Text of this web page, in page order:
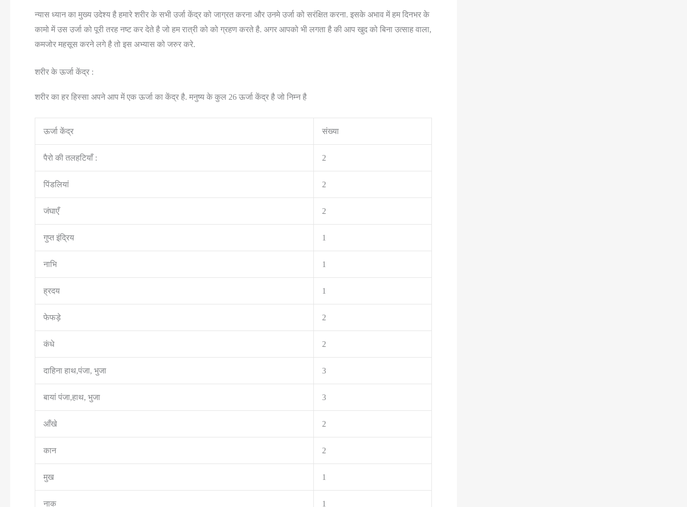
न्यास ध्यान का मुख्य उदेश्य है हमारे शरीर के सभी उर्जा केंद्र को जाग्रत करना और उनमे उर्जा को सरंक्षित करना. इसके अभाव में हम दिनभर के
कामो में उस उर्जा को पूरी तरह नष्ट कर देते है जो हम रात्री को को ग्रहण करते है. अगर आपको भी लगता है की आप खुद को बिना उत्साह वाला,
कमजोर महसूस करने लगे है तो इस अभ्यास को जरुर करे.
शरीर के ऊर्जा केंद्र :
शरीर का हर हिस्सा अपने आप में एक ऊर्जा का केंद्र है. मनुष्य के कुल 26 ऊर्जा केंद्र है जो निम्न है
ऊर्जा केंद्र संख्या
पैरो की तलहटियाँ : 2
पिंडलियां 2
जंघाएँ 2
गुप्त इंद्रिय 1
नाभि 1
ह्रदय 1
फेफड़े 2
कंधे 2
दाहिना हाथ,पंजा, भुजा 3
बायां पंजा,हाथ, भुजा 3
आँखे 2
कान 2
मुख 1
नाक 1